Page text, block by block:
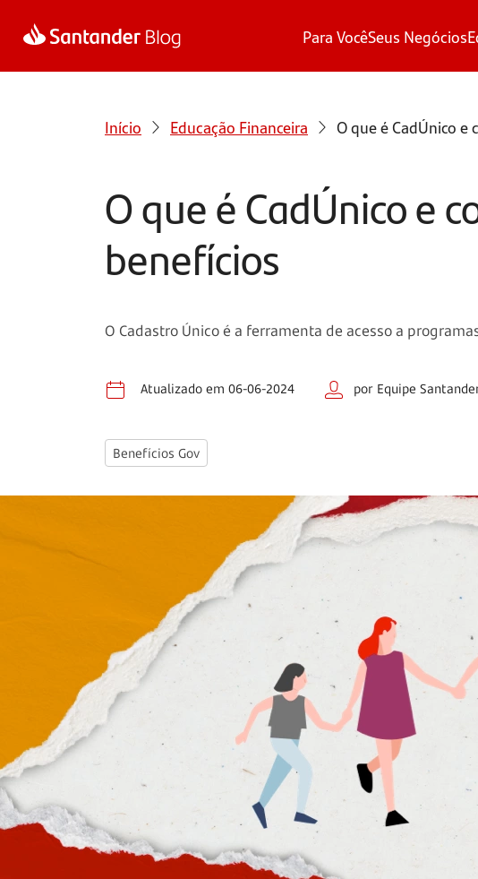
Para VocêSeus Negócios
Início Educação Financeira O que é CadÚnico e
O que é CadÚnico e
benefícios
O Cadastro Único é a ferramenta de acesso a
Atualizado em 06-06-2024 por Equipe
Benefícios Gov